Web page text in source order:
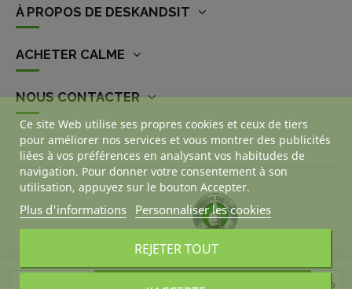
Ajouter au panier
À PROPOS DE DESKANDSIT
ACHETER CALME
NOUS CONTACTER
Ce site Web utilise ses propres cookies et ceux de tiers
pour améliorer nos services et vous montrer des publicités
liées à vos préférences en analysant vos habitudes de
navigation. Pour donner votre consentement à son
utilisation, appuyez sur le bouton Accepter.
Plus d'informations Personnaliser les cookies
REJETER TOUT